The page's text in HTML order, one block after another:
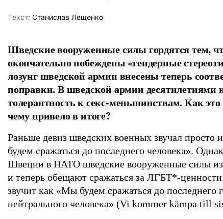
Tекст: Станислав Лещенко
Шведские вооруженные силы гордятся тем,
окончательно побеждены «гендерные
лозунг шведской армии внесены теперь
поправки. В шведской армии десятилетиями
толерантность к секс-меньшинствам. Как
чему привело в итоге?
Раньше девиз шведских военных звучал
будем сражаться до последнего человека».
Швеции в НАТО шведские вооруженные силы
и теперь обещают сражаться за ЛГБТ*-
звучит как «Мы будем сражаться до последнего
нейтрального человека» (Vi kommer kämpa till